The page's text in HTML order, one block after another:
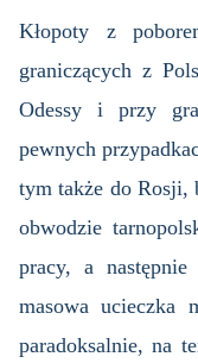
Kłopoty z
graniczących z
Odessy i przy
pewnych
tym także do Rosji,
obwodzie
pracy, a
masowa ucieczka
paradoksalnie, na